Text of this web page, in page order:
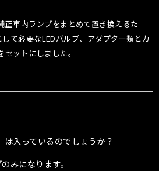
正車内ランプをまとめて置き換えるた
て必要なLEDバルブ、アダプター類とカ
ットにしました。
入っているのでしょうか？
みになります。